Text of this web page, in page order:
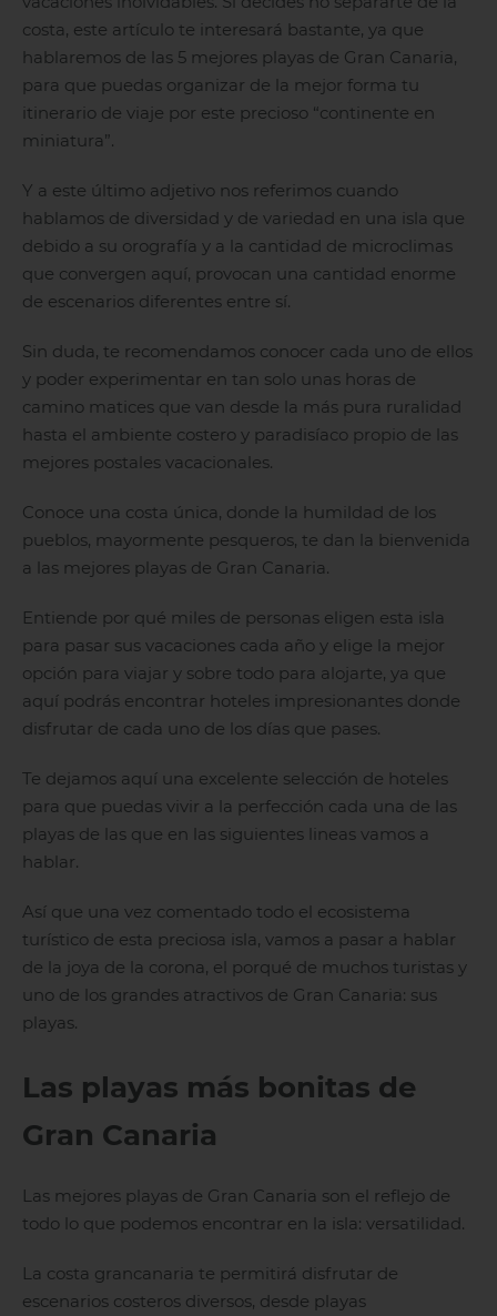
1 HOTEL EN LA ISLA
costa, este artículo te interesará bastante, ya que
hablaremos de las 5 mejores playas de Gran Canaria,
para que puedas organizar de la mejor forma tu
itinerario de viaje por este precioso “continente en
miniatura”.
Y a este último adjetivo nos referimos cuando
hablamos de diversidad y de variedad en una isla que
debido a su orografía y a la cantidad de microclimas
que convergen aquí, provocan una cantidad enorme
de escenarios diferentes entre sí.
Sin duda, te recomendamos conocer cada uno de ellos
y poder experimentar en tan solo unas horas de
camino matices que van desde la más pura ruralidad
hasta el ambiente costero y paradisíaco propio de las
mejores postales vacacionales.
Conoce una costa única, donde la humildad de los
pueblos, mayormente pesqueros, te dan la bienvenida
a las mejores playas de Gran Canaria.
Entiende por qué miles de personas eligen esta isla
para pasar sus vacaciones cada año y elige la mejor
opción para viajar y sobre todo para alojarte, ya que
aquí podrás encontrar hoteles impresionantes donde
disfrutar de cada uno de los días que pases.
Te dejamos aquí una excelente selección de hoteles
para que puedas vivir a la perfección cada una de las
playas de las que en las siguientes lineas vamos a
hablar.
Así que una vez comentado todo el ecosistema
turístico de esta preciosa isla, vamos a pasar a hablar
de la joya de la corona, el porqué de muchos turistas y
uno de los grandes atractivos de Gran Canaria: sus
playas.
Las playas más bonitas de
Gran Canaria
Las mejores playas de Gran Canaria son el reflejo de
todo lo que podemos encontrar en la isla: versatilidad.
La costa grancanaria te permitirá disfrutar de
escenarios costeros diversos, desde playas